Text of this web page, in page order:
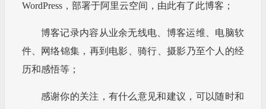
WordPress，部署于阿里云空间，由此有了此博客；
博客记录内容从业余无线电、博客运维、电脑软
件、网络锦集，再到电影、骑行、摄影乃至个人的经
历和感悟等；
感谢你的关注，有什么意见和建议，可以随时和